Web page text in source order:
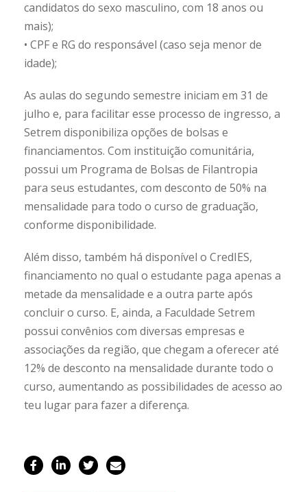
candidatos do sexo masculino, com 18 anos ou
mais);
• CPF e RG do responsável (caso seja menor de
idade);
As aulas do segundo semestre iniciam em 31 de
julho e, para facilitar esse processo de ingresso, a
Setrem disponibiliza opções de bolsas e
financiamentos. Com instituição comunitária,
possui um Programa de Bolsas de Filantropia
para seus estudantes, com desconto de 50% na
mensalidade para todo o curso de graduação,
conforme disponibilidade.
Além disso, também há disponível o CredIES,
financiamento no qual o estudante paga apenas a
metade da mensalidade e a outra parte após
concluir o curso. E, ainda, a Faculdade Setrem
possui convênios com diversas empresas e
associações da região, que chegam a oferecer até
12% de desconto na mensalidade durante todo o
curso, aumentando as possibilidades de acesso ao
teu lugar para fazer a diferença.